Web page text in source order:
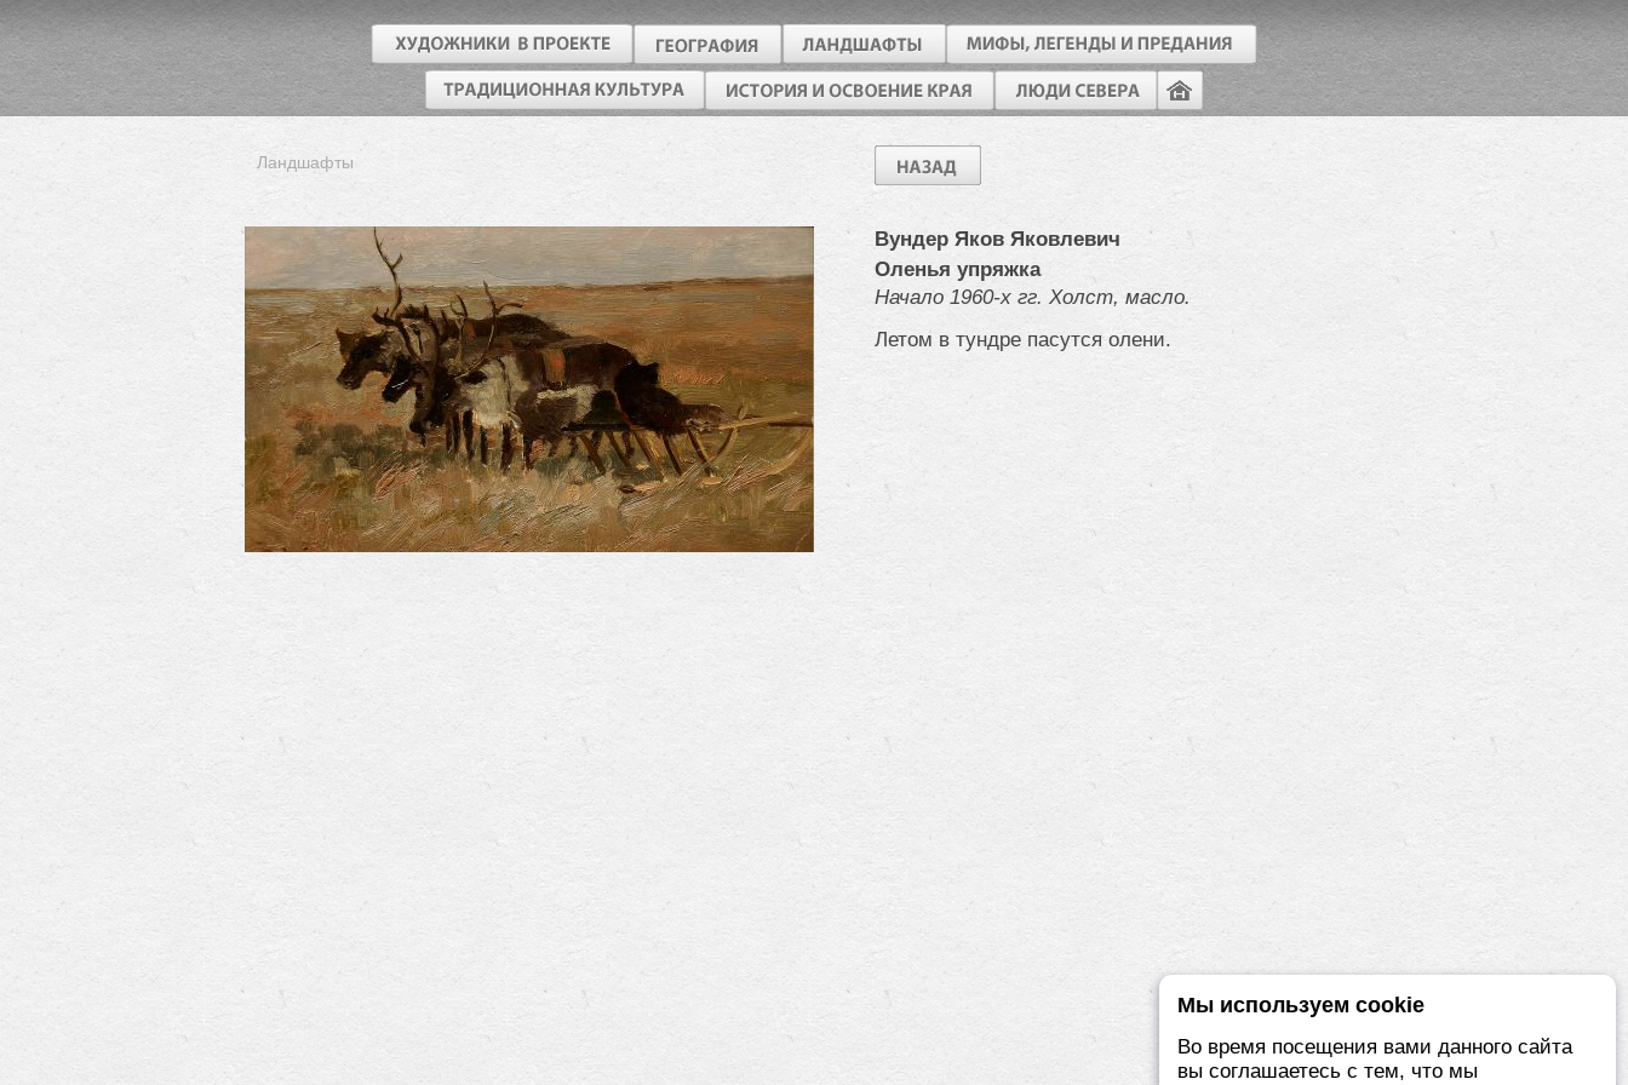
Ландшафты
Вундер Яков Яковлевич
Оленья упряжка
Начало 1960-х гг. Холст, масло.
Летом в тундре пасутся олени.
Мы используем cookie
Во время посещения вами данного сайта
вы соглашаетесь с тем, что мы